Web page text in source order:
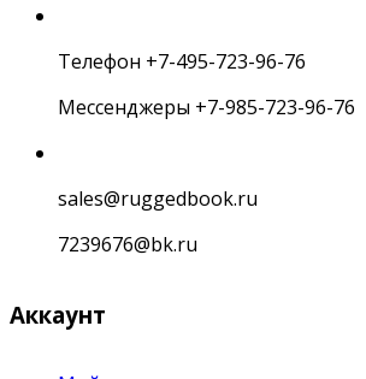
Телефон +7-495-723-96-76
Мессенджеры +7-985-723-96-76
sales@ruggedbook.ru
7239676@bk.ru
Аккаунт